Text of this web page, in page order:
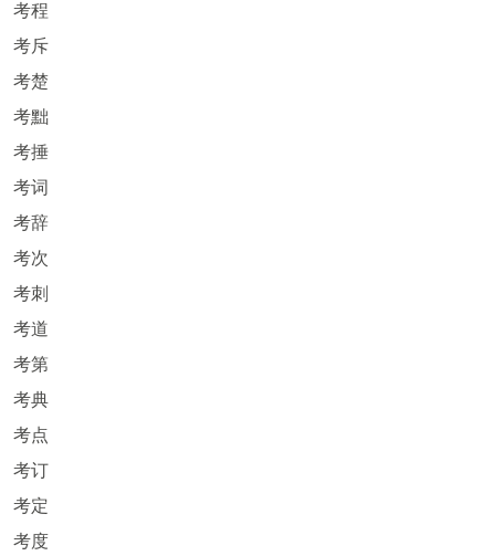
考程
考斥
考楚
考黜
考捶
考词
考辞
考次
考刺
考道
考第
考典
考点
考订
考定
考度